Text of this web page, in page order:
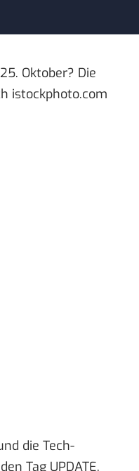
Oktober? Die
istockphoto.com
die Tech-
Tag UPDATE,